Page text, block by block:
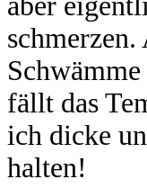
fällt das
ich dicke
halten!